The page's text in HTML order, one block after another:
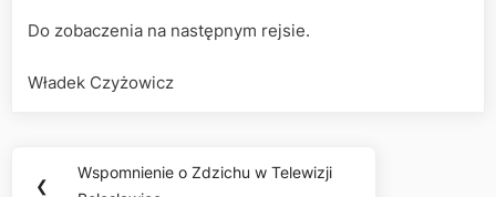
Do zobaczenia na następnym rejsie.
Władek Czyżowicz
Nawigacja
❮
Previous
Wspomnienie o Zdzichu w Telewizji